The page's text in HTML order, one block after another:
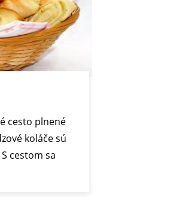
cesto plnené
koláče sú
cestom sa